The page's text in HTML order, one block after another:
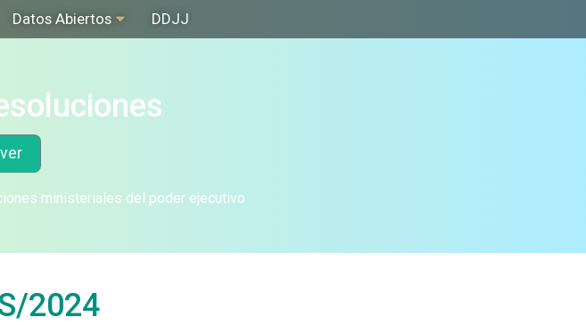
Datos Abiertos DDJJ
ministeriales del poder ejecutivo
2024